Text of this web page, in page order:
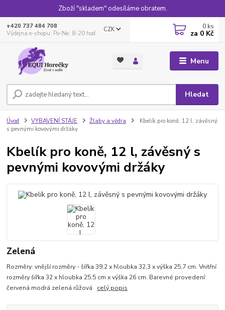
Zboží "skladem" odesíláme obratem.
Menu
CZK
Hledat
+420 737 484 708
Výdejna e-shopu: Po-Ne, 8-20 hod.
0 ks
za 0 Kč
Úvod VYBAVENÍ STÁJE Žlaby a vědra
Kbelík pro koně, 12 l, závěsný
s pevnými kovovými držáky
Kbelík pro koně, 12 l, závěsný s
pevnými kovovými držáky
Zelená
Rozměry: vnější rozměry - šířka 39,2 x hloubka 32,3 x výška 25,7 cm. Vnitřní
rozměry šířka 32 x hloubka 25,5 cm x výška 26 cm. Barevné provedení:
červená modrá zelená růžová celý popis